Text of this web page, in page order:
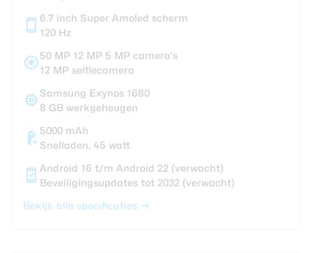
6.7 inch Super Amoled scherm
120 Hz
50 MP 12 MP 5 MP camera's
12 MP selfiecamera
Samsung Exynos 1680
8 GB werkgeheugen
5000 mAh
Snelladen, 45 watt
Android 16 t/m Android 22 (verwacht)
Beveiligingsupdates tot 2032 (verwacht)
Bekijk alle specificaties